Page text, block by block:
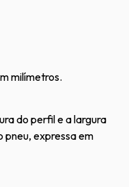
milímetros.
do perfil e a largura
pneu, expressa em